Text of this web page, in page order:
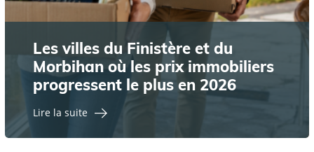
Les villes du Finistère et du
Morbihan où les prix immobiliers
progressent le plus en 2026
Lire la suite